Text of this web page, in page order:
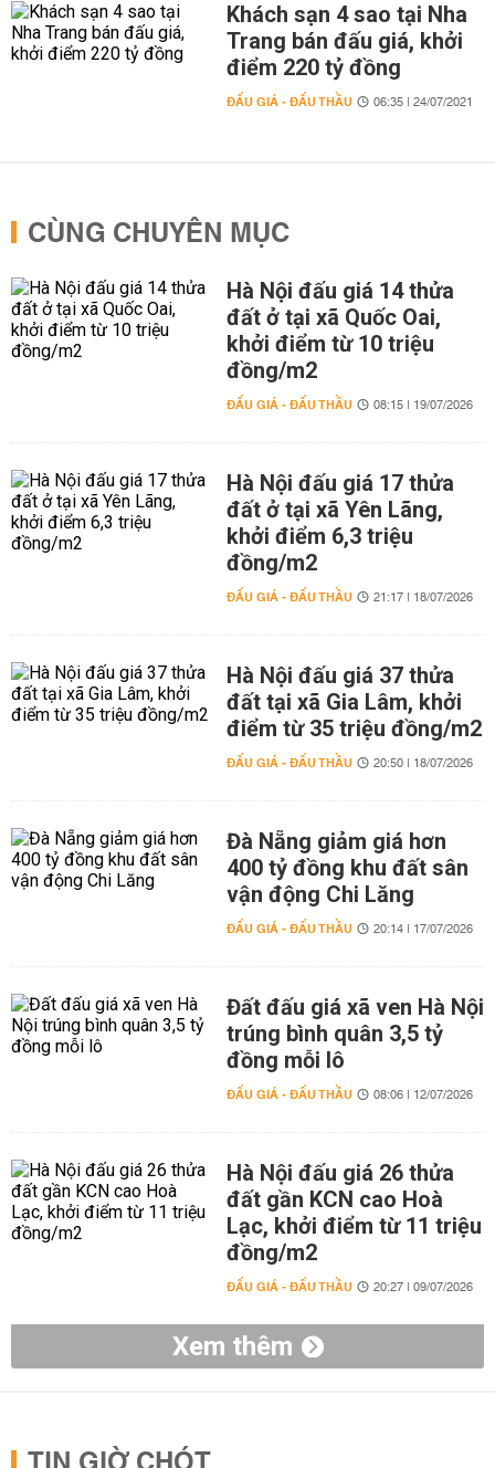
Khách sạn 4 sao tại Nha
Trang bán đấu giá, khởi
điểm 220 tỷ đồng
ĐẤU GIÁ - ĐẤU THẦU 06:35 | 24/07/2021
CÙNG CHUYÊN MỤC
Hà Nội đấu giá 14 thửa
đất ở tại xã Quốc Oai,
khởi điểm từ 10 triệu
đồng/m2
ĐẤU GIÁ - ĐẤU THẦU 08:15 | 19/07/2026
Hà Nội đấu giá 17 thửa
đất ở tại xã Yên Lãng,
khởi điểm 6,3 triệu
đồng/m2
ĐẤU GIÁ - ĐẤU THẦU 21:17 | 18/07/2026
Hà Nội đấu giá 37 thửa
đất tại xã Gia Lâm, khởi
điểm từ 35 triệu đồng/m2
ĐẤU GIÁ - ĐẤU THẦU 20:50 | 18/07/2026
Đà Nẵng giảm giá hơn
400 tỷ đồng khu đất sân
vận động Chi Lăng
ĐẤU GIÁ - ĐẤU THẦU 20:14 | 17/07/2026
Đất đấu giá xã ven Hà Nội
trúng bình quân 3,5 tỷ
đồng mỗi lô
ĐẤU GIÁ - ĐẤU THẦU 08:06 | 12/07/2026
Hà Nội đấu giá 26 thửa
đất gần KCN cao Hoà
Lạc, khởi điểm từ 11 triệu
đồng/m2
ĐẤU GIÁ - ĐẤU THẦU 20:27 | 09/07/2026
Xem thêm